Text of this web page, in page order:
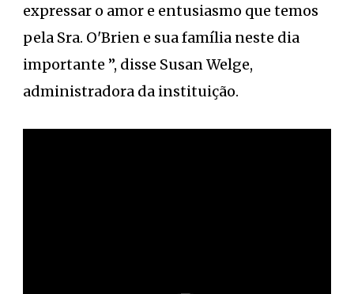
expressar o amor e entusiasmo que temos
pela Sra. O'Brien e sua família neste dia
importante ”, disse Susan Welge,
administradora da instituição.